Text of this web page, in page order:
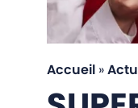
Accueil »